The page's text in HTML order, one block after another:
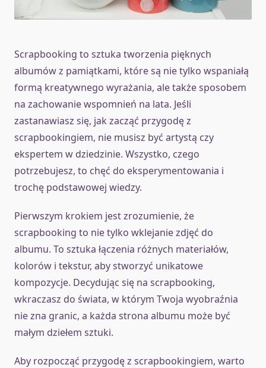
Scrapbooking to sztuka tworzenia pięknych
albumów z pamiątkami, które są nie tylko wspaniałą
formą kreatywnego wyrażania, ale także sposobem
na zachowanie wspomnień na lata. Jeśli
zastanawiasz się, jak zacząć przygodę z
scrapbookingiem, nie musisz być artystą czy
ekspertem w dziedzinie. Wszystko, czego
potrzebujesz, to chęć do eksperymentowania i
trochę podstawowej wiedzy.
Pierwszym krokiem jest zrozumienie, że
scrapbooking to nie tylko wklejanie zdjęć do
albumu. To sztuka łączenia różnych materiałów,
kolorów i tekstur, aby stworzyć unikatowe
kompozycje. Decydując się na scrapbooking,
wkraczasz do świata, w którym Twoja wyobraźnia
nie zna granic, a każda strona albumu może być
małym dziełem sztuki.
Aby rozpocząć przygodę z scrapbookingiem, warto